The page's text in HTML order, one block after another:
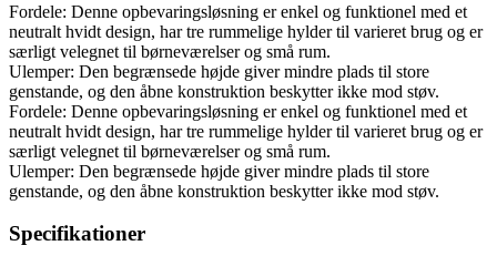
Fordele: Denne opbevaringsløsning er enkel og funktionel med et
neutralt hvidt design, har tre rummelige hylder til varieret brug og er
særligt velegnet til børneværelser og små rum.
Ulemper: Den begrænsede højde giver mindre plads til store
genstande, og den åbne konstruktion beskytter ikke mod støv.
Fordele: Denne opbevaringsløsning er enkel og funktionel med et
neutralt hvidt design, har tre rummelige hylder til varieret brug og er
særligt velegnet til børneværelser og små rum.
Ulemper: Den begrænsede højde giver mindre plads til store
genstande, og den åbne konstruktion beskytter ikke mod støv.
Specifikationer